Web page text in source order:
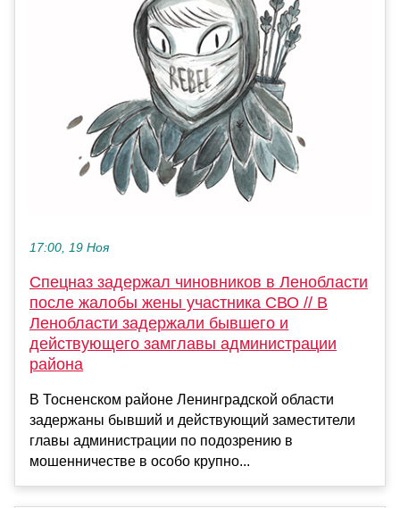
17:00, 19 Ноя
Спецназ задержал чиновников в Ленобласти
после жалобы жены участника СВО // В
Ленобласти задержали бывшего и
действующего замглавы администрации
района
В Тосненском районе Ленинградской области
задержаны бывший и действующий заместители
главы администрации по подозрению в
мошенничестве в особо крупно...